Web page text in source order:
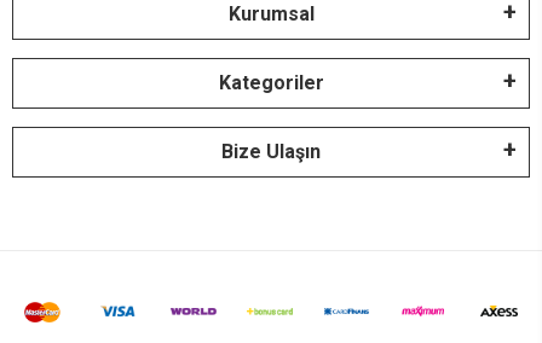
Kurumsal
Kategoriler
Bize Ulaşın